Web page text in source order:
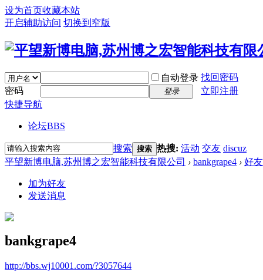
设为首页收藏本站
开启辅助访问 切换到窄版
自动登录 找回密码
密码
登录
立即注册
快捷导航
论坛BBS
搜索 搜索 热搜: 活动 交友 discuz
平望新博电脑,苏州博之宏智能科技有限公司 › bankgrape4 › 好友
加为好友
发送消息
bankgrape4
http://bbs.wj10001.com/?3057644